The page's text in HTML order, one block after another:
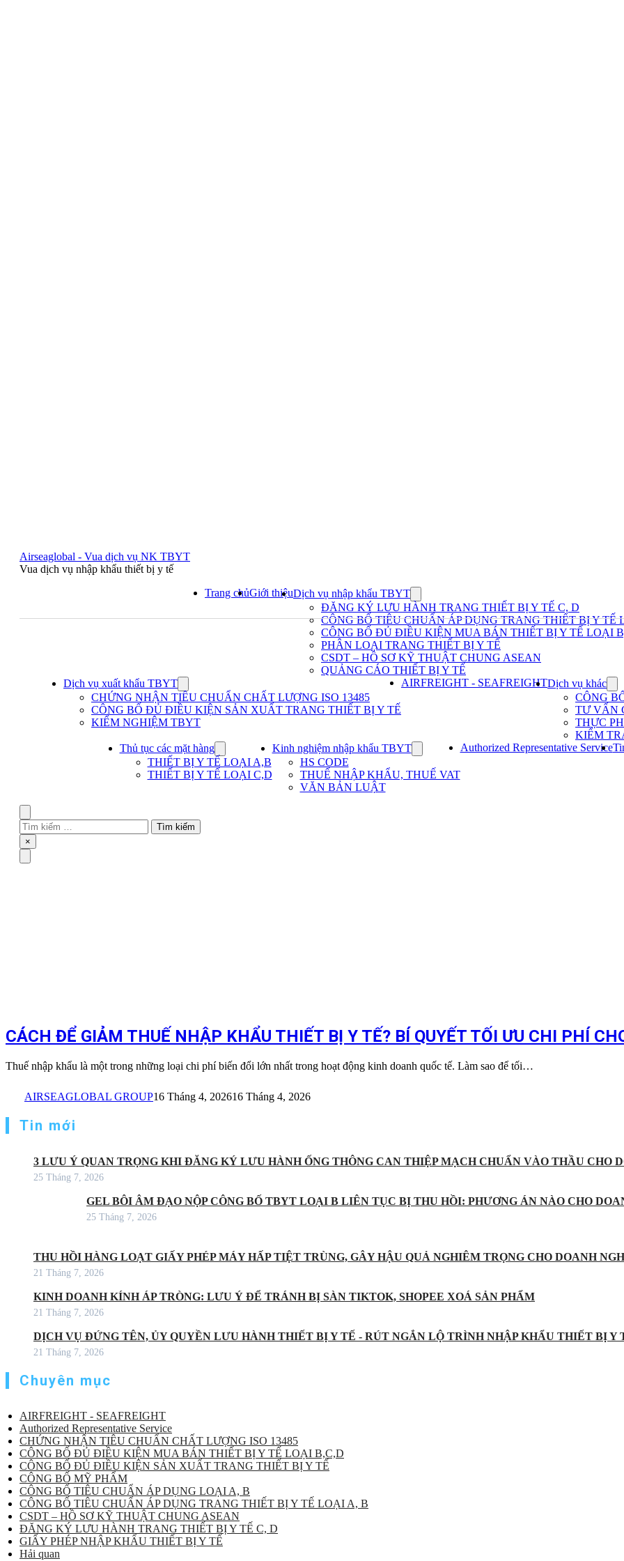
Airseaglobal - Vua dịch vụ NK TBYT
Vua dịch vụ nhập khẩu thiết bị y tế
Trang chủGiới thiệuDịch vụ nhập khẩu TBYT
submenu
for
Dịch
vụ
nhập
khẩu
TBYT
ĐĂNG KÝ LƯU HÀNH TRANG THIẾT BỊ Y TẾ C, D
CÔNG BỐ TIÊU CHUẨN ÁP DỤNG TRANG THIẾT BỊ Y TẾ
CÔNG BỐ ĐỦ ĐIỀU KIỆN MUA BÁN THIẾT BỊ Y TẾ LOẠI
PHÂN LOẠI TRANG THIẾT BỊ Y TẾ
CSDT – HỒ SƠ KỸ THUẬT CHUNG ASEAN
QUẢNG CÁO THIẾT BỊ Y TẾ
Dịch vụ xuất khẩu TBYT
submenu
for
Dịch
vụ
khẩu
TBYT
CHỨNG NHẬN TIÊU CHUẨN CHẤT LƯỢNG ISO 13485
CÔNG BỐ ĐỦ ĐIỀU KIỆN SẢN XUẤT TRANG THIẾT BỊ Y TẾ
KIỂM NGHIỆM TBYT
AIRFREIGHT - SEAFREIGHTDịch vụ khác
for
vụ
CÔNG
TƯ VẤN
THỰC
KIỂM
Thủ tục các mặt hàng
submenu
for
Thủ
THIẾT BỊ Y TẾ LOẠI A,B
THIẾT BỊ Y TẾ LOẠI C,D
Kinh nghiệm nhập khẩu TBYT
submenu
for
Kinh
HS CODE
THUẾ NHẬP KHẨU, THUẾ VAT
VĂN BẢN LUẬT
Authorized Representative Service
Tìm
kiếm
cho:
Close
×
CÁCH ĐỂ GIẢM THUẾ NHẬP KHẨU THIẾT BỊ Y TẾ? BÍ QUYẾT TỐI ƯU CHI PHÍ
Thuế nhập khẩu là một trong những loại chi phí biến đổi lớn nhất trong hoạt động kinh doanh quốc tế. Làm sao để tối…
AIRSEAGLOBAL GROUP16 Tháng 4, 202616 Tháng 4, 2026
Tin mới
3 LƯU Ý QUAN TRỌNG KHI ĐĂNG KÝ LƯU HÀNH ỐNG THÔNG CAN THIỆP MẠCH CHUẨN VÀO THẦU CHO
25 Tháng 7, 2026
GEL BÔI ÂM ĐẠO NỘP CÔNG BỐ TBYT LOẠI B LIÊN TỤC BỊ THU HỒI: PHƯƠNG ÁN NÀO CHO
25 Tháng 7, 2026
THU HỒI HÀNG LOẠT GIẤY PHÉP MÁY HẤP TIỆT TRÙNG, GÂY HẬU QUẢ NGHIÊM TRỌNG CHO DOANH
21 Tháng 7, 2026
KINH DOANH KÍNH ÁP TRÒNG: LƯU Ý ĐỂ TRÁNH BỊ SÀN TIKTOK, SHOPEE XOÁ SẢN PHẨM
21 Tháng 7, 2026
DỊCH VỤ ĐỨNG TÊN, ỦY QUYỀN LƯU HÀNH THIẾT BỊ Y TẾ - RÚT NGẮN LỘ TRÌNH NHẬP KHẨU THIẾT BỊ Y
21 Tháng 7, 2026
Chuyên mục
AIRFREIGHT - SEAFREIGHT
Authorized Representative Service
CHỨNG NHẬN TIÊU CHUẨN CHẤT LƯỢNG ISO 13485
CÔNG BỐ ĐỦ ĐIỀU KIỆN MUA BÁN THIẾT BỊ Y TẾ LOẠI B,C,D
CÔNG BỐ ĐỦ ĐIỀU KIỆN SẢN XUẤT TRANG THIẾT BỊ Y TẾ
CÔNG BỐ MỸ PHẨM
CÔNG BỐ TIÊU CHUẨN ÁP DỤNG LOẠI A, B
CÔNG BỐ TIÊU CHUẨN ÁP DỤNG TRANG THIẾT BỊ Y TẾ LOẠI A, B
CSDT – HỒ SƠ KỸ THUẬT CHUNG ASEAN
ĐĂNG KÝ LƯU HÀNH TRANG THIẾT BỊ Y TẾ C, D
GIẤY PHÉP NHẬP KHẨU THIẾT BỊ Y TẾ
Hải quan